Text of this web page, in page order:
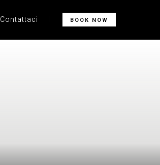
Contattaci BOOK NOW